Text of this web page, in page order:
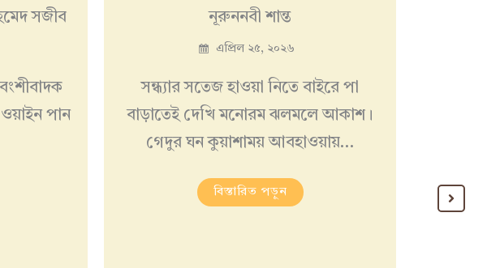
সজীব
ওয়াইন পান
নূরুননবী শান্ত
এপ্রিল ২৫, ২০২৬
সন্ধ্যার সতেজ হাওয়া নিতে বাইরে পা
বাড়াতেই দেখি মনোরম ঝলমলে আকাশ।
গেদুর ঘন কুয়াশাময় আবহাওয়ায়…
বিস্তারিত পড়ুন